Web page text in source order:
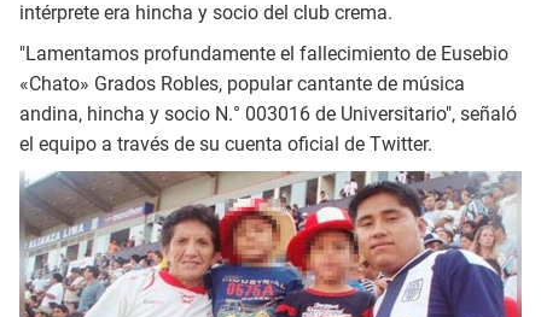
intérprete era hincha y socio del club crema.
"Lamentamos profundamente el fallecimiento de Eusebio
«Chato» Grados Robles, popular cantante de música
andina, hincha y socio N.° 003016 de Universitario", señaló
el equipo a través de su cuenta oficial de Twitter.